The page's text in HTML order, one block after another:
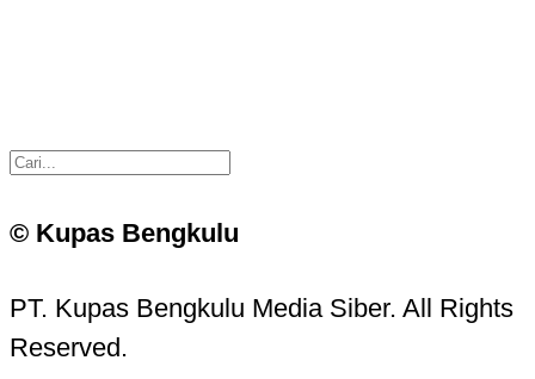
© Kupas Bengkulu
PT. Kupas Bengkulu Media Siber. All Rights
Reserved.